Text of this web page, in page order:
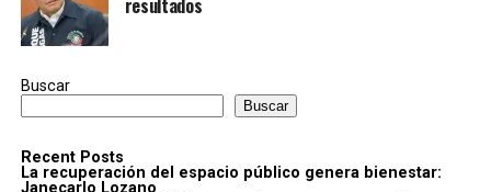
resultados
Buscar
Buscar
Recent Posts
La recuperación del espacio público genera bienestar: